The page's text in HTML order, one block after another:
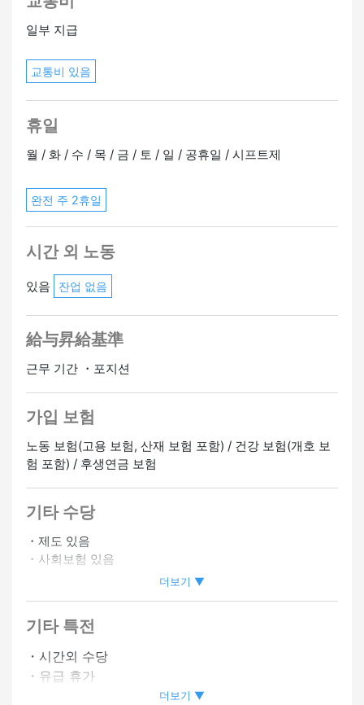
일부 지급
교통비 있음
휴일
월 / 화 / 수 / 목 / 금 / 토 / 일 / 공휴일 / 시프트제
완전 주 2휴일
시간 외 노동
있음 잔업 없음
給与昇給基準
근무 기간 ・포지션
가입 보험
노동 보험(고용 보험, 산재 보험 포함) / 건강 보험(개호 보
험 포함) / 후생연금 보험
기타 수당
・제도 있음
・사회보험 있음
・시프트상담에 따름
정사원 승급가능
더보기 ▼
기타 특전
・시간외 수당
・유급 휴가
더보기 ▼